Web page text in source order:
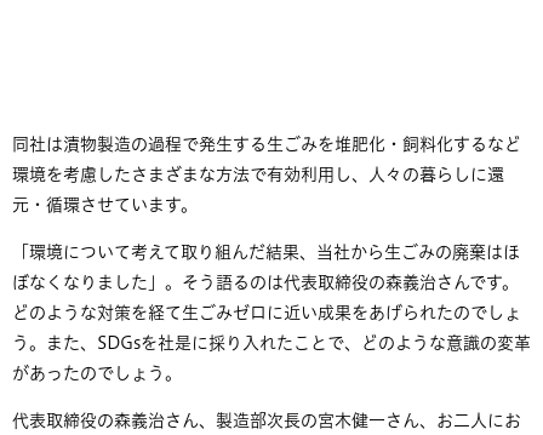
同社は漬物製造の過程で発生する生ごみを堆肥化・飼料化するなど
環境を考慮したさまざまな方法で有効利用し、人々の暮らしに還
元・循環させています。
「環境について考えて取り組んだ結果、当社から生ごみの廃棄はほ
ぼなくなりました」。そう語るのは代表取締役の森義治さんです。
どのような対策を経て生ごみゼロに近い成果をあげられたのでしょ
う。また、SDGsを社是に採り入れたことで、どのような意識の変革
があったのでしょう。
代表取締役の森義治さん、製造部次長の宮木健一さん、お二人にお